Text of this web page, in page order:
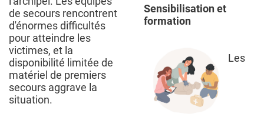
de secours rencontrent
d'énormes difficultés
pour atteindre les
victimes, et la
disponibilité limitée de
matériel de premiers
secours aggrave la
situation.
Sensibilisation et
formation
Les